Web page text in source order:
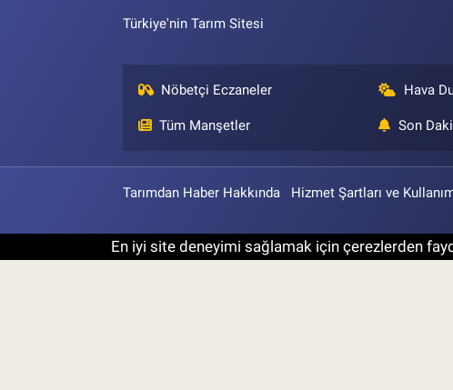
Türkiye'nin Tarım Sitesi
Nöbetçi Eczaneler Hava
Tüm Manşetler Son
Tarımdan Haber Hakkında Hizmet Şartları ve
En iyi site deneyimi sağlamak için çerezlerden